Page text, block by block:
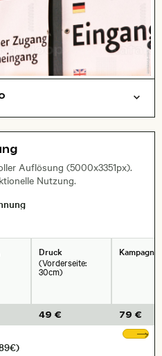
springen
Auflösung (5000x3351px).
Nutzung.
Druck
(Vorderseite:
30cm)
49 € 79 €